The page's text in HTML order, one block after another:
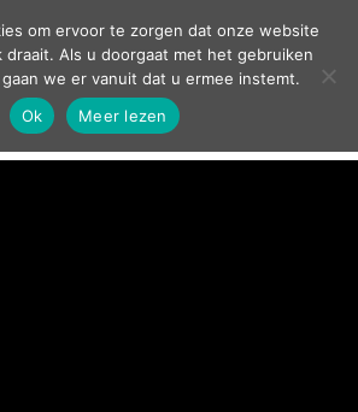
contact
om ervoor te zorgen dat onze website
draait. Als u doorgaat met het gebruiken
we er vanuit dat u ermee instemt.
Ok
Meer lezen